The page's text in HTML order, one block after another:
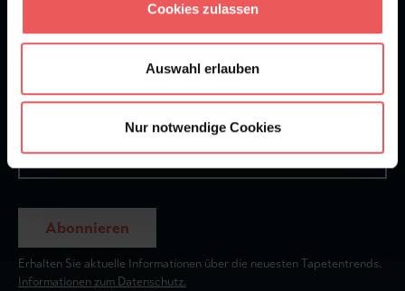
Cookies zulassen
Auswahl erlauben
Nur notwendige Cookies
Bei 1245 Bewertungen
Abonnieren
Erhalten Sie aktuelle Informationen über die neuesten Tapetentrends.
Informationen zum Datenschutz.